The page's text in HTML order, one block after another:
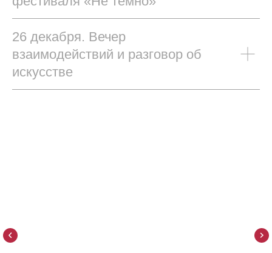
26 декабря. Вечер
взаимодействий и разговор об
искусстве